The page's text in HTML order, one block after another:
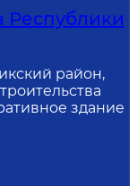
Республики
район,
здание